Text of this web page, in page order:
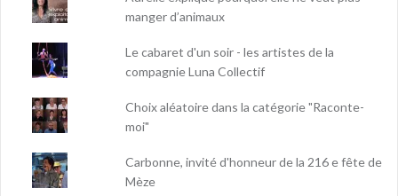
manger d’animaux
Le cabaret d'un soir - les artistes de la
compagnie Luna Collectif
Choix aléatoire dans la catégorie "Raconte-
moi"
Carbonne, invité d'honneur de la 216 e fête de
Mèze